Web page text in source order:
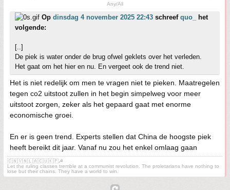
Any/All
Op dinsdag 4 november 2025 22:43 schreef quo_
het
volgende:
[..]
De piek is water onder de brug ofwel geklets over het verleden.
Het gaat om het hier en nu. En vergeet ook de trend niet.
Het is niet redelijk om men te vragen niet te pieken. Maatregelen
tegen co2 uitstoot zullen in het begin simpelweg voor meer
uitstoot zorgen, zeker als het gepaard gaat met enorme
economische groei.
En er is geen trend. Experts stellen dat China de hoogste piek
heeft bereikt dit jaar. Vanaf nu zou het enkel omlaag gaan
🇨🇳🇻🇳🇱🇦🇨🇺🇰🇵☭
Let the ruling classes tremble at a communist revolution. The proletarians have nothing to
lose but their chains. They have a world to win.